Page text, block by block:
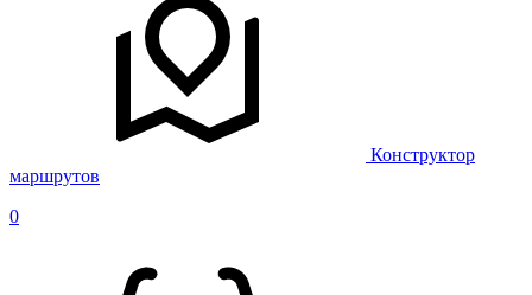
Конструктор
маршрутов
0